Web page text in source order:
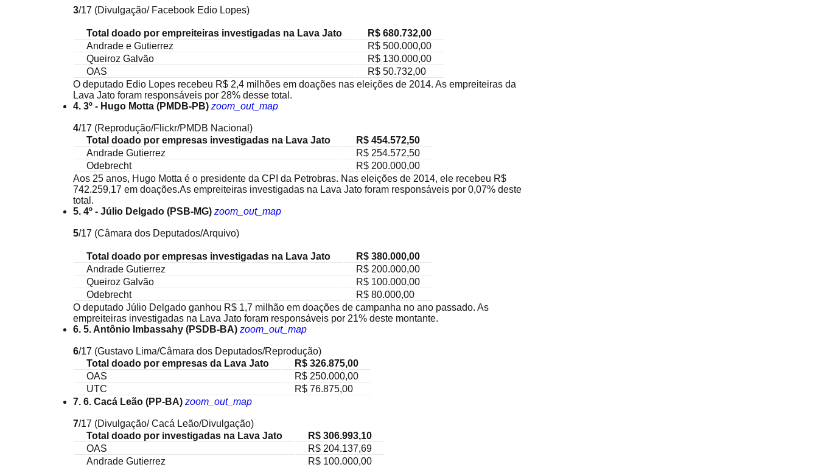
3/17 (Divulgação/ Facebook Edio Lopes)
Total doado por empreiteiras investigadas na Lava Jato
R$ 680.732,00
Andrade e Gutierrez
R$ 500.000,00
Queiroz Galvão
R$ 130.000,00
OAS
R$ 50.732,00
O deputado Edio Lopes recebeu R$ 2,4 milhões em doações nas eleições de 2014. As empreiteiras da
Lava Jato foram responsáveis por 28% desse total.
4. 3º - Hugo Motta (PMDB-PB) zoom_out_map
4/17 (Reprodução/Flickr/PMDB Nacional)
Total doado por empresas investigadas na Lava Jato
R$ 454.572,50
Andrade Gutierrez
R$ 254.572,50
Odebrecht
R$ 200.000,00
Aos 25 anos, Hugo Motta é o presidente da CPI da Petrobras. Nas eleições de 2014, ele recebeu R$
742.259,17 em doações.As empreiteiras investigadas na Lava Jato foram responsáveis por 0,07% deste
total.
5. 4º - Júlio Delgado (PSB-MG) zoom_out_map
5/17 (Câmara dos Deputados/Arquivo)
Total doado por empresas investigadas na Lava Jato
R$ 380.000,00
Andrade Gutierrez
R$ 200.000,00
Queiroz Galvão
R$ 100.000,00
Odebrecht
R$ 80.000,00
O deputado Júlio Delgado ganhou R$ 1,7 milhão em doações de campanha no ano passado. As
empreiteiras investigadas na Lava Jato foram responsáveis por 21% deste montante.
6. 5. Antônio Imbassahy (PSDB-BA) zoom_out_map
6/17 (Gustavo Lima/Câmara dos Deputados/Reprodução)
Total doado por empresas da Lava Jato
R$ 326.875,00
OAS
R$ 250.000,00
UTC
R$ 76.875,00
7. 6. Cacá Leão (PP-BA) zoom_out_map
7/17 (Divulgação/ Cacá Leão/Divulgação)
Total doado por investigadas na Lava Jato
R$ 306.993,10
OAS
R$ 204.137,69
Andrade Gutierrez
R$ 100.000,00